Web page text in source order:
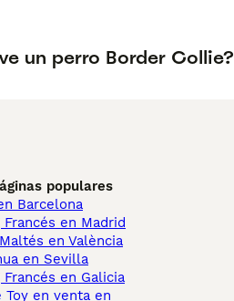
un perro Border Collie?
populares
Barcelona
en Madrid
en València
en Sevilla
en Galicia
Toy en venta en